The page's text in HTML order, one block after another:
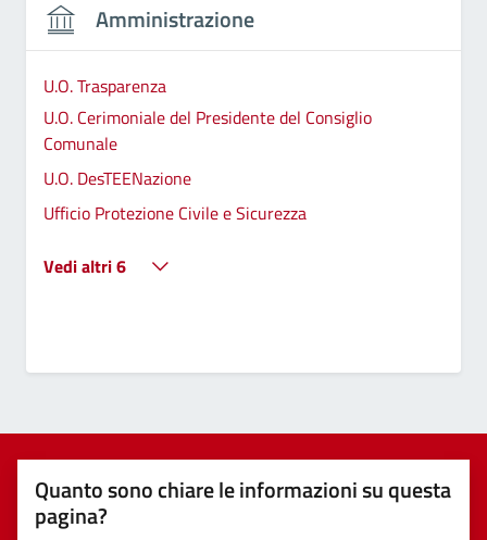
Amministrazione
U.O. Trasparenza
U.O. Cerimoniale del Presidente del Consiglio
Comunale
U.O. DesTEENazione
Ufficio Protezione Civile e Sicurezza
Vedi altri 6
Quanto sono chiare le informazioni su questa
pagina?